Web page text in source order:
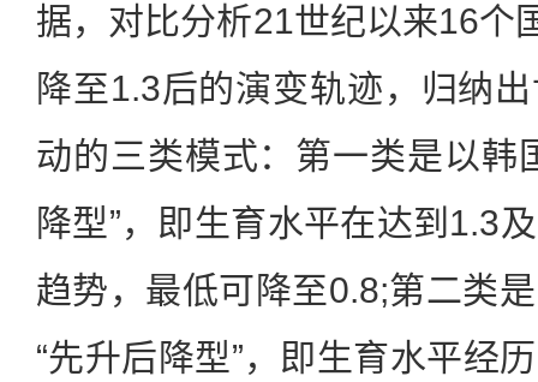
据，对比分析21世纪以来16个
降至1.3后的演变轨迹，归纳
动的三类模式：第一类是以韩
降型”，即生育水平在达到1.3
趋势，最低可降至0.8;第二类
“先升后降型”，即生育水平经